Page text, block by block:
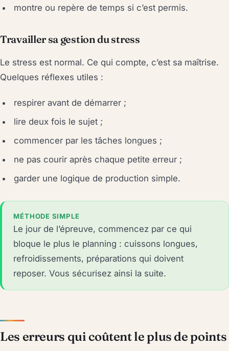
montre ou repère de temps si c’est permis.
Travailler sa gestion du stress
Le stress est normal. Ce qui compte, c’est sa maîtrise.
Quelques réflexes utiles :
respirer avant de démarrer ;
lire deux fois le sujet ;
commencer par les tâches longues ;
ne pas courir après chaque petite erreur ;
garder une logique de production simple.
MÉTHODE SIMPLE
Le jour de l’épreuve, commencez par ce qui
bloque le plus le planning : cuissons longues,
refroidissements, préparations qui doivent
reposer. Vous sécurisez ainsi la suite.
Les erreurs qui coûtent le plus de points